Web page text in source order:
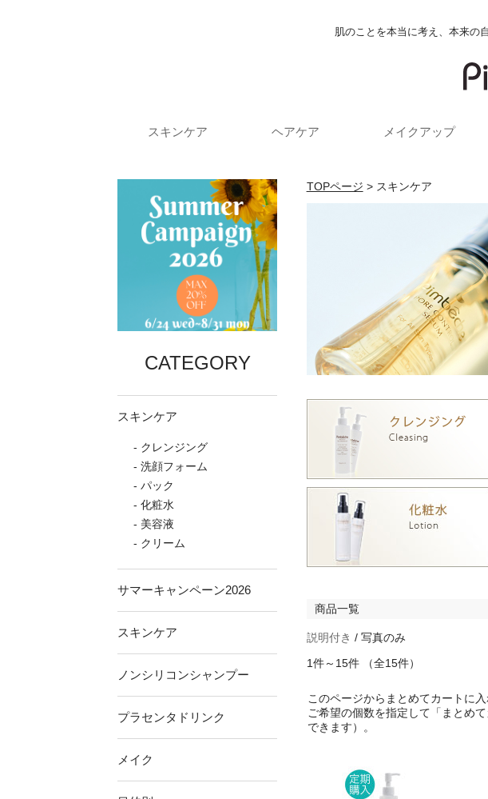
肌のことを本当に考え、本来の
スキンケア ヘアケア メイクアップ
CATEGORY
スキンケア
クレンジング
洗顔フォーム
パック
化粧水
美容液
クリーム
サマーキャンペーン2026
スキンケア
ノンシリコンシャンプー
プラセンタドリンク
メイク
TOPページ > スキンケア
商品一覧
説明付き / 写真のみ
1件～15件 （全15件）
このページからまとめてカートに入
ご希望の個数を指定して「まとめ
できます）。